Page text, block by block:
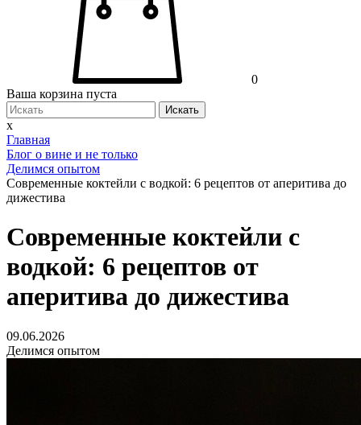
0
Ваша корзина пуста
Искать
x
Главная
Блог о вине и не только
Делимся опытом
Современные коктейли с водкой: 6 рецептов от аперитива до
дижестива
Современные коктейли с
водкой: 6 рецептов от
аперитива до дижестива
09.06.2026
Делимся опытом